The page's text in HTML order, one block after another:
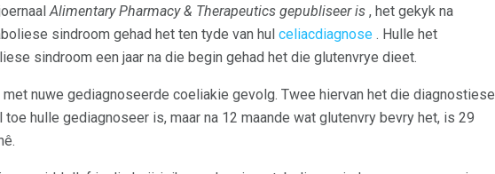
Alimentary Pharmacy & Therapeutics gepubliseer is , het gekyk na
sindroom gehad het ten tyde van hul celiacdiagnose . Hulle het
sindroom een ​​jaar na die begin gehad het die glutenvrye dieet.
nuwe gediagnoseerde coeliakie gevolg. Twee hiervan het die diagnostiese
hulle gediagnoseer is, maar na 12 maande wat glutenvry bevry het, is 29